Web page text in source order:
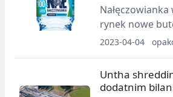
rynek nowe
pojemności 1l w
PETu, czyli rPETu.
2023-04-04
Untha
dodatnim